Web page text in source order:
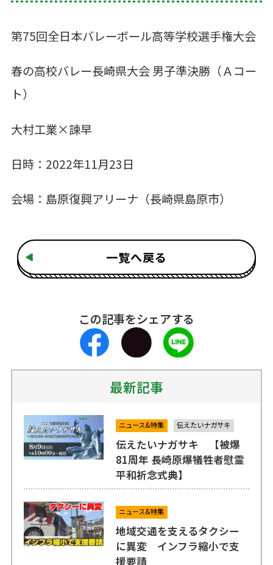
第75回全日本バレーボール高等学校選手権大会
春の高校バレー長崎県大会 男子準決勝（Ａコー
ト）
大村工業×諫早
日時：2022年11月23日
会場：島原復興アリーナ（長崎県島原市）
一覧へ戻る
この記事をシェアする
最新記事
ニュース&特集 伝えたいナガサキ
伝えたいナガサキ 【被爆
81周年 長崎原爆犠牲者慰霊
平和祈念式典】
ニュース&特集
地域交通を支えるタクシー
に異変 インフラ縮小で支
援要請